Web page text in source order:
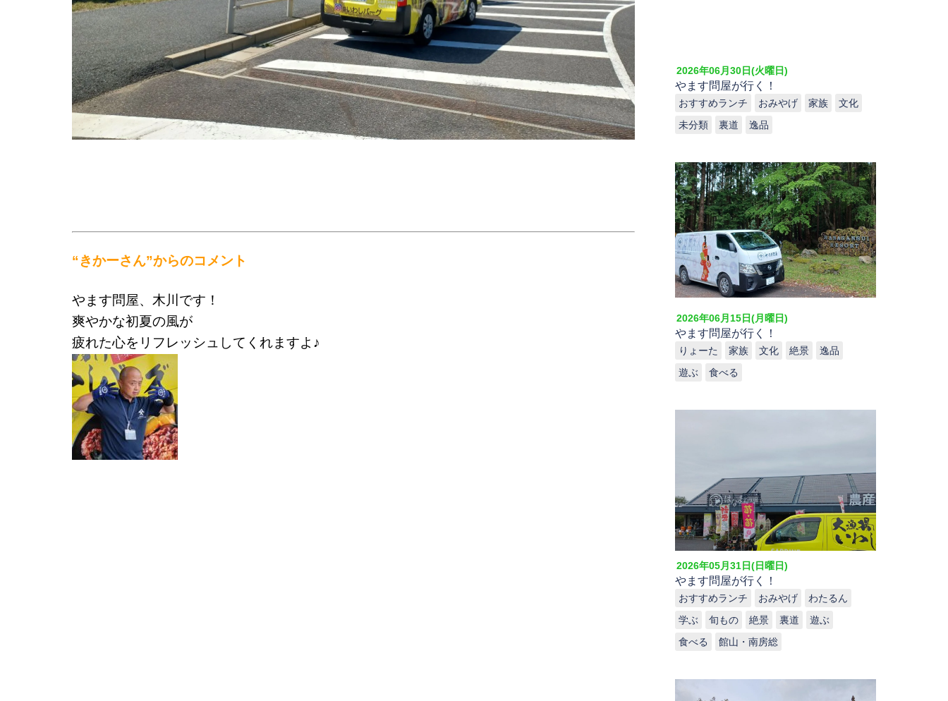
“きかーさん”からのコメント
やます問屋、木川です！
爽やかな初夏の風が
疲れた心をリフレッシュしてくれますよ♪
2026年06月30日(火曜日)
やます問屋が行く！
おすすめランチ おみやげ 家族
文化
未分類
裏道 逸品
2026年06月15日(月曜日)
やます問屋が行く！
りょーた 家族 文化 絶景
逸品
遊ぶ
食べる
2026年05月31日(日曜日)
やます問屋が行く！
おすすめランチ おみやげ
わたるん
学ぶ
旬もの 絶景 裏道
遊ぶ
食べる
館山・南房総